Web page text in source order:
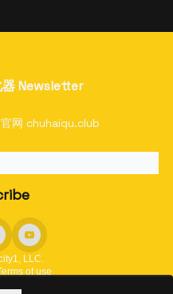
器 Newsletter
网 chuhaiqu.club
LLC.
of use
beehiiv